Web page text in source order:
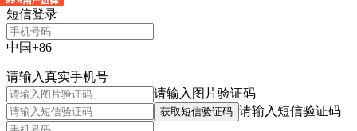
短信登录
中国+86
请输入真实手机号
请输入图片验证码
获取短信验证码 请输入短信验证码